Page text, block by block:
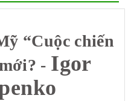
“Cuộc chiến
- Igor